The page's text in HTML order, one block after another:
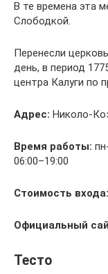
В те времена эта
Слободкой.
Перенесли
день, в период
центра Калуги по
Адрес: Николо-
Время работы:
06:00–19:00
Стоимость входа:
Официальный
Тесто